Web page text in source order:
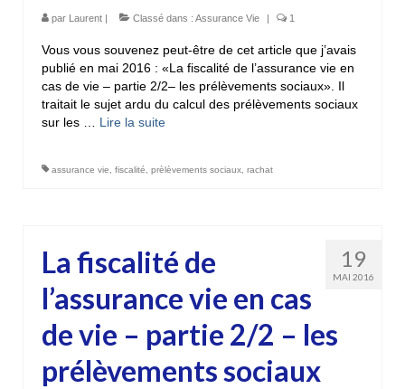
par Laurent | Classé dans : Assurance Vie | 1
Vous vous souvenez peut-être de cet article que j’avais
publié en mai 2016 : «La fiscalité de l’assurance vie en
cas de vie – partie 2/2– les prélèvements sociaux». Il
traitait le sujet ardu du calcul des prélèvements sociaux
sur les … Lire la suite­­
assurance vie fiscalité prèlèvements sociaux rachat
19
MAI 2016
La fiscalité de
l’assurance vie en cas
de vie – partie 2/2 – les
prélèvements sociaux